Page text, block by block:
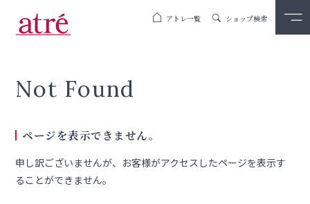
アトレ一覧 ショップ検索
Not Found
ページを表示できません。
申し訳ございませんが、お客様がアクセスしたページを表示す
ることができません。